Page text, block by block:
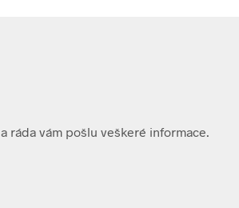
a ráda vám pošlu veškeré informace.